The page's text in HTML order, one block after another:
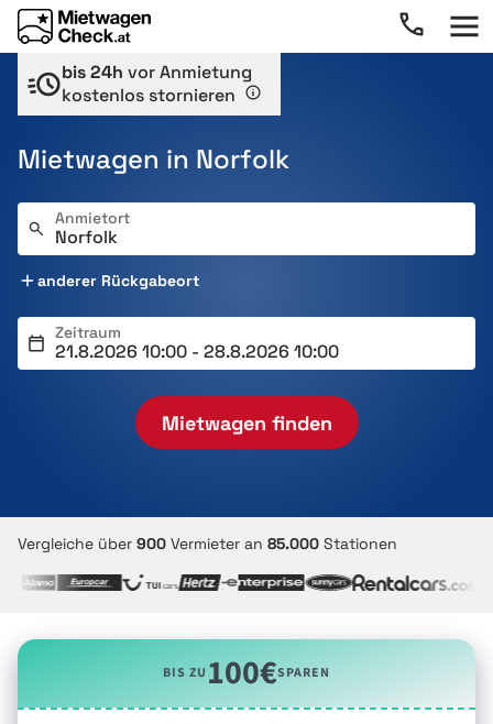
bis 24h vor Anmietung
kostenlos stornieren
Mietwagen in Norfolk
Anmietort
anderer Rückgabeort
Zeitraum
Mietwagen finden
Vergleiche über 900 Vermieter an 85.000 Stationen
BIS ZU100€SPAREN